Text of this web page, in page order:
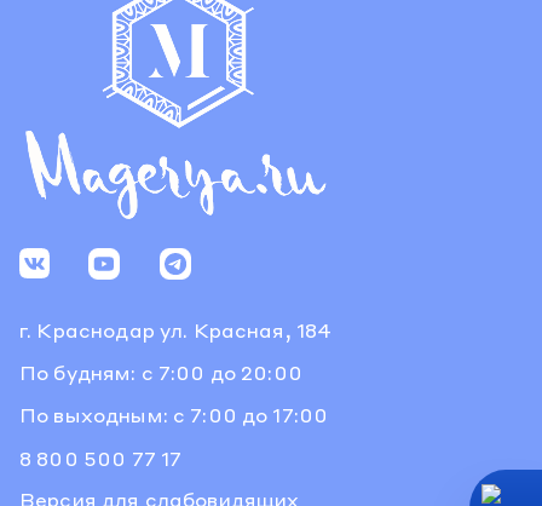
г. Краснодар ул. Красная, 184
По будням: с 7:00 до 20:00
По выходным: с 7:00 до 17:00
8 800 500 77 17
Версия для слабовидящих